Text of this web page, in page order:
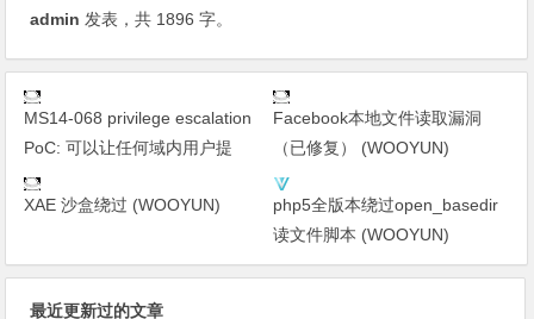
admin 发表，共 1896 字。
MS14-068 privilege escalation
PoC: 可以让任何域内用户提
Facebook本地文件读取漏洞
（已修复） (WOOYUN)
XAE 沙盒绕过 (WOOYUN)
php5全版本绕过open_basedir
读文件脚本 (WOOYUN)
最近更新过的文章